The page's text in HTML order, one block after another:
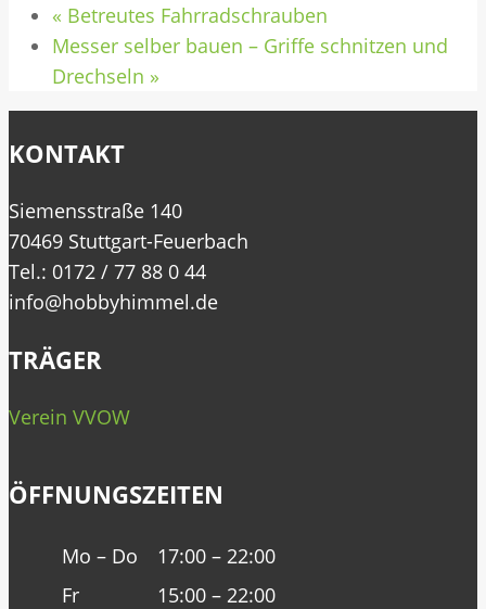
« Betreutes Fahrradschrauben
Messer selber bauen – Griffe schnitzen und
Drechseln »
KONTAKT
Siemensstraße 140
70469 Stuttgart-Feuerbach
Tel.: 0172 / 77 88 0 44
info@hobbyhimmel.de
TRÄGER
Verein VVOW
ÖFFNUNGSZEITEN
Mo – Do
17:00 – 22:00
Fr
15:00 – 22:00